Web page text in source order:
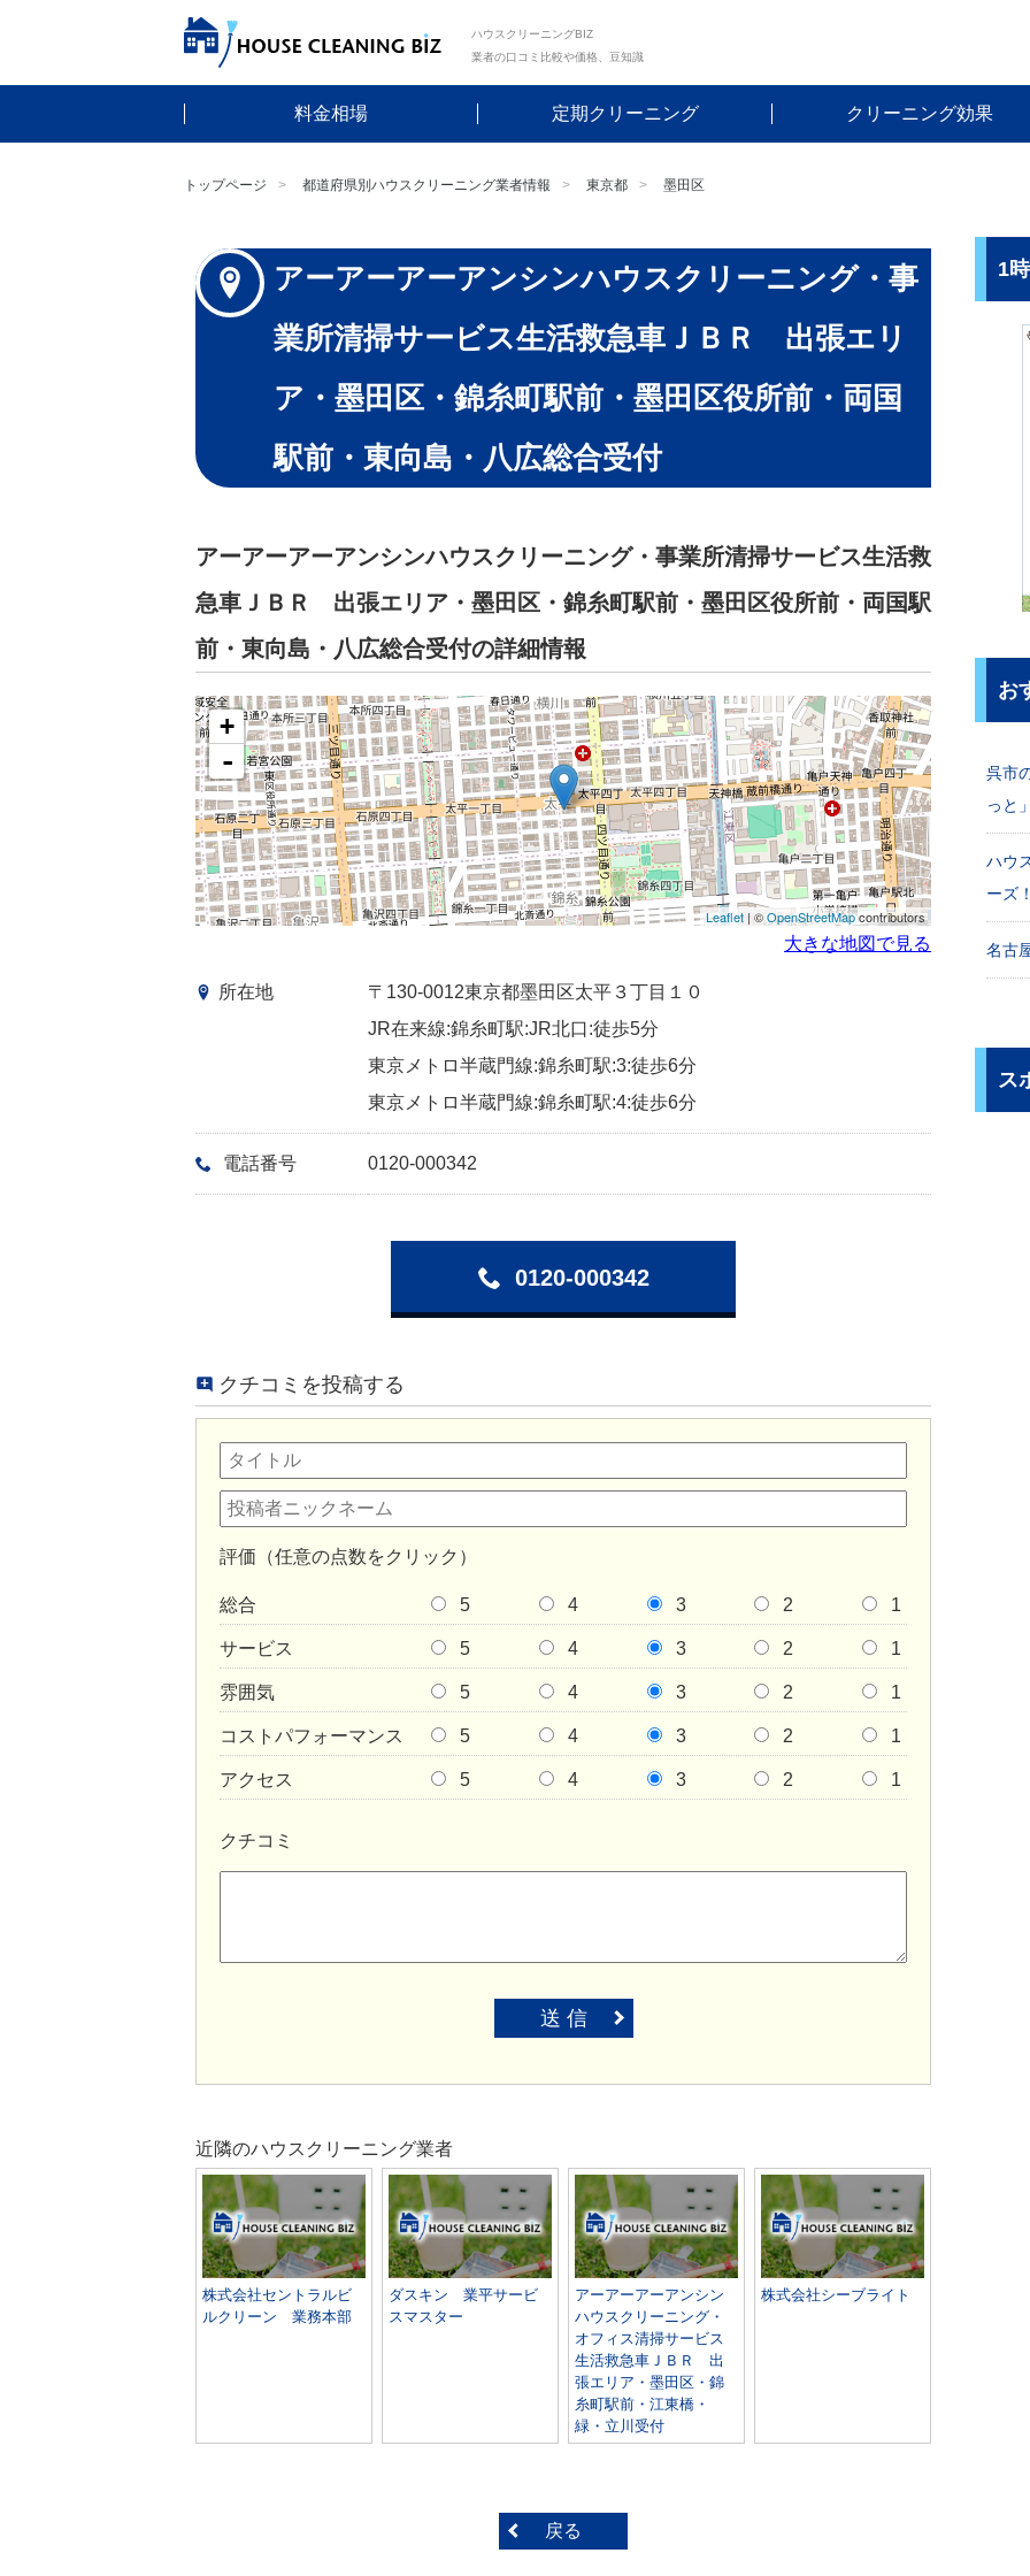
ハウスクリーニングBIZ
業者の口コミ比較や価格、豆知識
料金相場 定期クリーニング クリーニング効果
トップページ 都道府県別ハウスクリーニング業者情報 東京都 墨田区
アーアーアーアンシンハウスクリーニング・事
業所清掃サービス生活救急車ＪＢＲ 出張エリ
ア・墨田区・錦糸町駅前・墨田区役所前・両国
駅前・東向島・八広総合受付
アーアーアーアンシンハウスクリーニング・事業所清掃サービス生活救
急車ＪＢＲ 出張エリア・墨田区・錦糸町駅前・墨田区役所前・両国駅
前・東向島・八広総合受付の詳細情報
+
-
Leaflet | ©OpenStreetMapcontributors
大きな地図で見る
所在地
〒130-0012東京都墨田区太平３丁目１０
JR在来線:錦糸町駅:JR北口:徒歩5分
東京メトロ半蔵門線:錦糸町駅:3:徒歩6分
東京メトロ半蔵門線:錦糸町駅:4:徒歩6分
電話番号 0120-000342
0120-000342
クチコミを投稿する
評価（任意の点数をクリック）
総合 5 4 3 2 1
サービス 5 4 3 2 1
雰囲気 5 4 3 2 1
コストパフォーマンス 5 4 3 2 1
アクセス 5 4 3 2 1
クチコミ
送 信
近隣のハウスクリーニング業者
株式会社セントラルビ
ルクリーン 業務本部
ダスキン 業平サービ
スマスター
アーアーアーアンシン
ハウスクリーニング・
オフィス清掃サービス
生活救急車ＪＢＲ 出
張エリア・墨田区・錦
糸町駅前・江東橋・
緑・立川受付
株式会社シーブライト
戻る
1
お
呉市
っと」
ハウ
ーズ！
名古
ス